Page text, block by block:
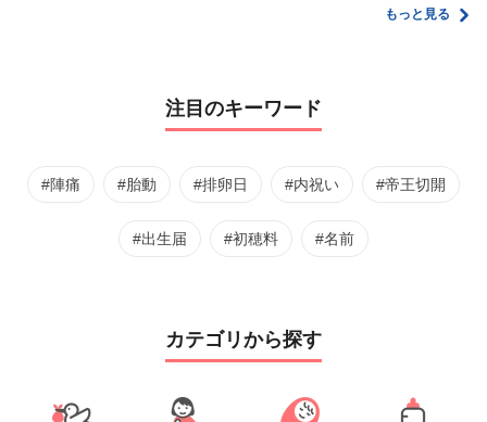
家計管理術もっと見る
注目のキーワード
#陣痛 #胎動 #排卵日 #内祝い #帝王切開
#出生届 #初穂料 #名前
カテゴリから探す